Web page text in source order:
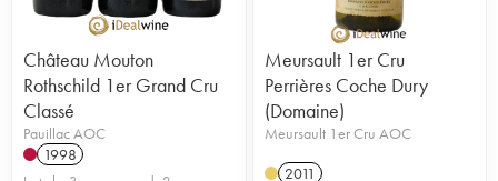
Château Mouton
Rothschild 1er Grand Cru
Classé
Pauillac AOC
1998
Meursault 1er Cru
Perrières Coche Dury
(Domaine)
Meursault 1er Cru AOC
2011